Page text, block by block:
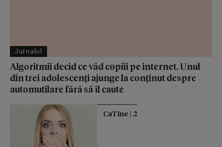
Jurnalul
Algoritmii decid ce văd copiii pe internet. Unul
din trei adolescenți ajunge la conținut despre
automutilare fără să îl caute
CaTine | 2